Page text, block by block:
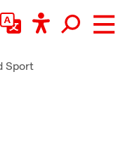
Sport